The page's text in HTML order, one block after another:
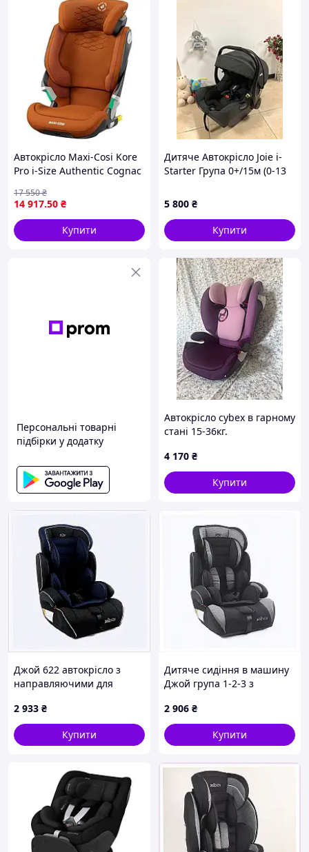
Автокрісло Maxi-Cosi Kore
Pro i-Size Authentic Cognac
14 917.50 ₴
17 550₴
Купити
Дитяче Автокрісло Joie i-
Starter Група 0+/15м (0-13
5 800 ₴
Купити
Персональні товарні
підбірки у додатку
Автокрісло cybex в гарному
стані 15-36кг.
4 170 ₴
Купити
Джой 622 автокрісло з
направляючими для
2 933 ₴
Купити
Дитяче сидіння в машину
Джой група 1-2-3 з
2 906 ₴
Купити